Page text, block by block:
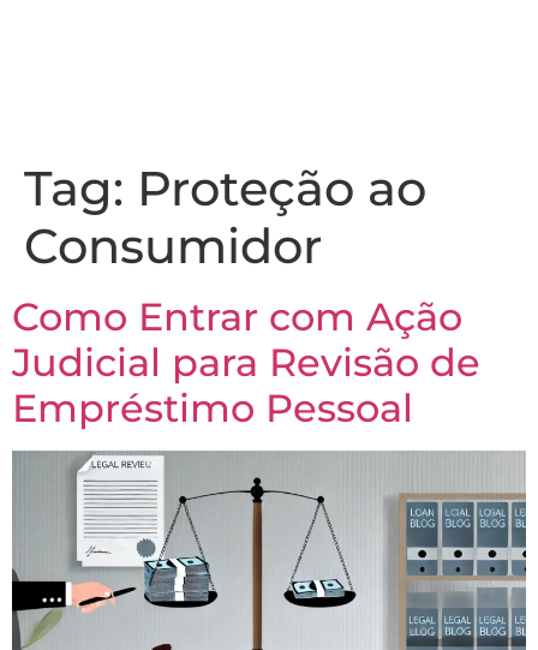
Tag: Proteção ao
Consumidor
Como Entrar com Ação
Judicial para Revisão de
Empréstimo Pessoal